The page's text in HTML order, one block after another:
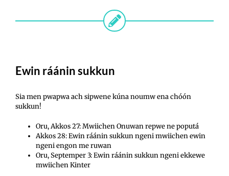
Ewin ráánin sukkun
Sia men pwapwa ach sipwene kúna noumw ena chóón
sukkun!
Oru, Akkos 27: Mwiichen Onuwan repwe ne poputá
Akkos 28: Ewin ráánin sukkun ngeni mwiichen ewin
ngeni engon me ruwan
Oru, Septemper 3: Ewin ráánin sukkun ngeni ekkewe
mwiichen Kinter